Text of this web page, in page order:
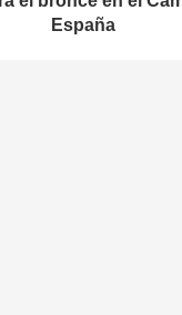
España